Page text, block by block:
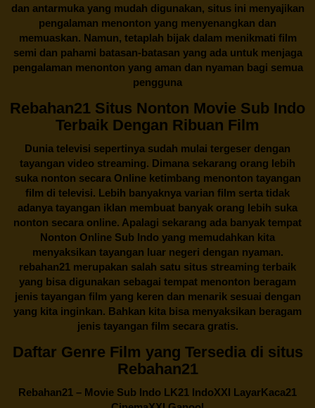
dan antarmuka yang mudah digunakan, situs ini menyajikan
pengalaman menonton yang menyenangkan dan
memuaskan. Namun, tetaplah bijak dalam menikmati film
semi dan pahami batasan-batasan yang ada untuk menjaga
pengalaman menonton yang aman dan nyaman bagi semua
pengguna
Rebahan21 Situs Nonton Movie Sub Indo
Terbaik Dengan Ribuan Film
Dunia televisi sepertinya sudah mulai tergeser dengan
tayangan video streaming. Dimana sekarang orang lebih
suka nonton secara Online ketimbang menonton tayangan
film di televisi. Lebih banyaknya varian film serta tidak
adanya tayangan iklan membuat banyak orang lebih suka
nonton secara online. Apalagi sekarang ada banyak tempat
Nonton Online Sub Indo yang memudahkan kita
menyaksikan tayangan luar negeri dengan nyaman.
rebahan21 merupakan salah satu situs streaming terbaik
yang bisa digunakan sebagai tempat menonton beragam
jenis tayangan film yang keren dan menarik sesuai dengan
yang kita inginkan. Bahkan kita bisa menyaksikan beragam
jenis tayangan film secara gratis.
Daftar Genre Film yang Tersedia di situs
Rebahan21
Rebahan21 – Movie Sub Indo LK21 IndoXXI LayarKaca21